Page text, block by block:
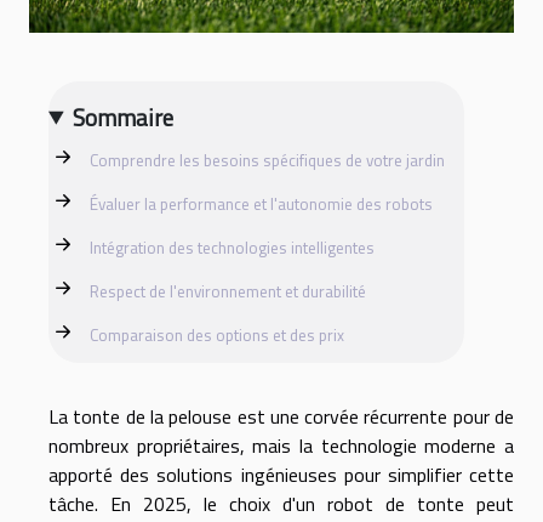
Sommaire
Comprendre les besoins spécifiques de votre jardin
Évaluer la performance et l'autonomie des robots
Intégration des technologies intelligentes
Respect de l'environnement et durabilité
Comparaison des options et des prix
La tonte de la pelouse est une corvée récurrente pour de
nombreux propriétaires, mais la technologie moderne a
apporté des solutions ingénieuses pour simplifier cette
tâche. En 2025, le choix d'un robot de tonte peut